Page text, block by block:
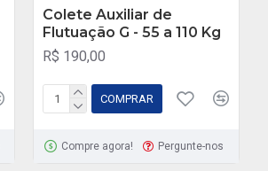
Colete Auxiliar de
Flutuação G - 55 a 110 Kg
R$ 190,00
COMPRAR
Compre agora! Pergunte-nos